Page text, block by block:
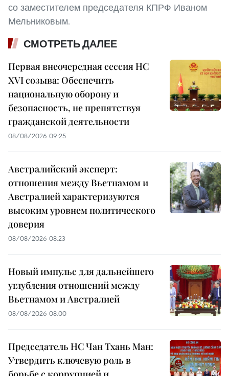
со заместителем председателя КПРФ Иваном
Мельниковым.
СМОТРЕТЬ ДАЛЕЕ
Первая внеочередная сессия НС
XVI созыва: Обеспечить
национальную оборону и
безопасность, не препятствуя
гражданской деятельности
08/08/2026 09:25
Австралийский эксперт:
отношения между Вьетнамом и
Австралией характеризуются
высоким уровнем политического
доверия
08/08/2026 08:23
Новый импульс для дальнейшего
углубления отношений между
Вьетнамом и Австралией
08/08/2026 08:00
Председатель НС Чан Тхань Ман:
Утвердить ключевую роль в